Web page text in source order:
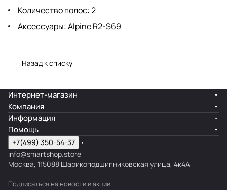
Количество полос: 2
Аксессуары: Alpine R2-S69
Назад к списку
Интернет-магазин
Компания
Информация
Помощь
+7(499) 350-54-37
info@smartshop.store
Москва, 115088 Шарикоподшипниковская улица, 4к4А
Подписаться на новости и акции